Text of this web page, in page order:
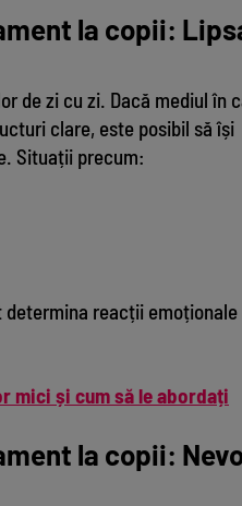
la copii:
de zi cu zi. Dacă mediul în
clare, este posibil să își
Situații precum:
determina reacții emoționale
mici și cum să le abordați
la copii: